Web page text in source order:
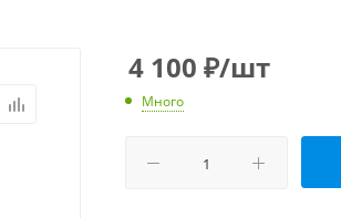
4 100 ₽/шт
Много